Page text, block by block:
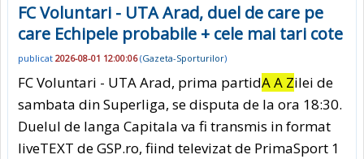
FC Voluntari - UTA Arad, duel de care pe
care Echipele probabile + cele mai tari cote
publicat 2026-08-01 12:00:06(Gazeta-Sporturilor)
FC Voluntari - UTA Arad, prima partidA A Zilei de
sambata din Superliga, se disputa de la ora 18:30.
Duelul de langa Capitala va fi transmis in format
liveTEXT de GSP.ro, fiind televizat de PrimaSport 1